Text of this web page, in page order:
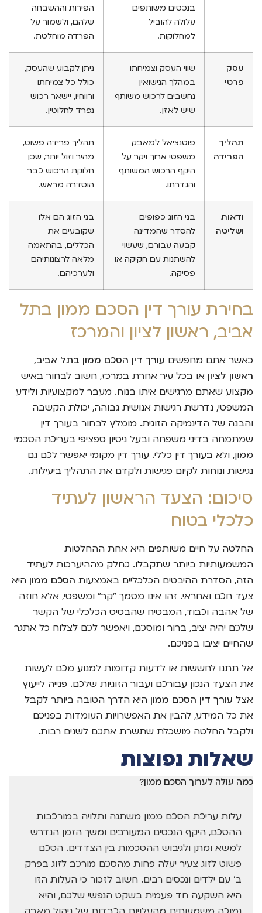
בנכסים משותפים
עלולה להוביל
למחלוקות.
הפירות וההשבחה
שלהם, ולשמור על
הפרדה מוחלטת.
עסק
פרטי
שווי העסק וצמיחתו
במהלך הנישואין
נחשבים לרכוש משותף
שיש לאזן.
ניתן לקבוע שהעסק,
כולל כל צמיחתו
ורווחיו, יישאר רכוש
נפרד לחלוטין.
תהליך
הפרידה
פוטנציאל למאבק
משפטי ארוך ויקר על
היקף הרכוש המשותף
והגדרתו.
תהליך פרידה פשוט,
מהיר וזול יותר, שכן
חלוקת הרכוש כבר
הוסדרה מראש.
ודאות
ושליטה
בני הזוג כפופים
להסדר שהמדינה
קבעה עבורם, שעשוי
להשתנות עם חקיקה או
פסיקה.
בני הזוג הם אלו
שקובעים את
הכללים, בהתאמה
מלאה לרצונותיהם
ולערכיהם.
בחירת עורך דין הסכם ממון בתל
אביב, ראשון לציון והמרכז
כאשר אתם מחפשים עורך דין הסכם ממון בתל אביב,
ראשון לציון או בכל עיר אחרת במרכז, חשוב לבחור באיש
מקצוע שאתם מרגישים איתו בנוח. מעבר למקצועיות ולידע
המשפטי, נדרשת רגישות אנושית גבוהה, יכולת הקשבה
והבנה של הדינמיקה הזוגית. מומלץ לבחור בעורך דין
שמתמחה בדיני משפחה ובעל ניסיון ספציפי בעריכת הסכמי
ממון, ולא בעורך דין כללי. עורך דין מקומי יאפשר לכם גם
נגישות ונוחות לקיום פגישות ולקדם את התהליך ביעילות.
סיכום: הצעד הראשון לעתיד
כלכלי בטוח
החלטה על חיים משותפים היא אחת ההחלטות
המשמעותיות ביותר שתקבלו. כחלק מההיערכות לעתיד
הזה, הסדרת ההיבטים הכלכליים באמצעות הסכם ממון היא
צעד חכם ואחראי. זהו אינו מסמך "קר" ומשפטי, אלא חוזה
של אהבה וכבוד, המבטיח שהבסיס הכלכלי של הקשר
שלכם יהיה יציב, ברור ומוסכם, ויאפשר לכם לצלוח כל אתגר
שהחיים יציבו בפניכם.
אל תתנו לחששות או לדעות קדומות למנוע מכם לעשות
את הצעד הנכון עבורכם ועבור הזוגיות שלכם. פנייה לייעוץ
אצל עורך דין הסכם ממון היא הדרך הטובה ביותר לקבל
את כל המידע, להבין את האפשרויות העומדות בפניכם
ולקבל החלטה מושכלת שתשרת אתכם לשנים רבות.
שאלות נפוצות
כמה עולה לערוך הסכם ממון?
עלות עריכת הסכם ממון משתנה ותלויה במורכבות
ההסכם, היקף הנכסים המעורבים ומשך הזמן הנדרש
למשא ומתן ולגיבוש ההסכמות בין הצדדים. הסכם
פשוט לזוג צעיר יעלה פחות מהסכם מורכב לזוג בפרק
ב' עם ילדים ונכסים רבים. חשוב לזכור כי העלות הזו
היא השקעה חד פעמית בשקט הנפשי שלכם, והיא